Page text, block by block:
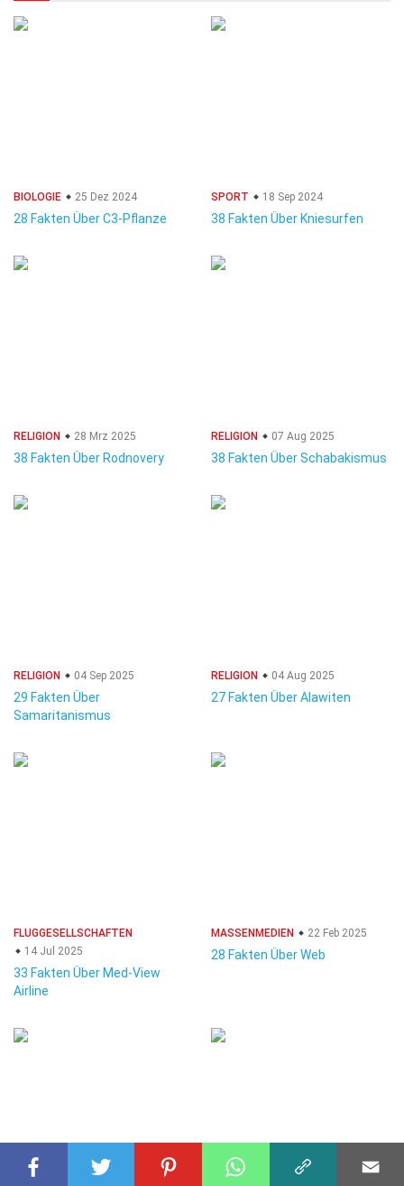
BIOLOGIE 25 Dez 2024
28 Fakten Über C3-Pflanze
SPORT 18 Sep 2024
38 Fakten Über Kniesurfen
RELIGION 28 Mrz 2025
38 Fakten Über Rodnovery
RELIGION 07 Aug 2025
38 Fakten Über Schabakismus
RELIGION 04 Sep 2025
29 Fakten Über
Samaritanismus
RELIGION 04 Aug 2025
27 Fakten Über Alawiten
FLUGGESELLSCHAFTEN
14 Jul 2025
33 Fakten Über Med-View
Airline
MASSENMEDIEN 22 Feb 2025
28 Fakten Über Web